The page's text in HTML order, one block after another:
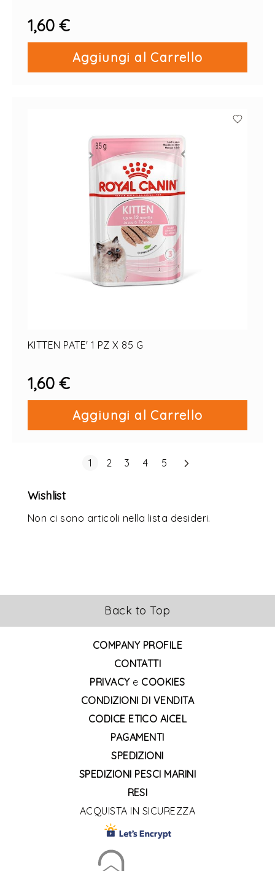
1,60 €
Aggiungi al Carrello
KITTEN PATE' 1 PZ X 85 G
1,60 €
Aggiungi al Carrello
Attualmente stai leggendo la pagina
1 Pagina
2 Pagina
3 Pagina
4 Pagina
5 Pagina
Successivo
Wishlist
Non ci sono articoli nella lista desideri.
Back to Top
COMPANY PROFILE
CONTATTI
PRIVACYe COOKIES
CONDIZIONI DI VENDITA
CODICE ETICO AICEL
PAGAMENTI
SPEDIZIONI
SPEDIZIONI PESCI MARINI
RESI
ACQUISTA IN SICUREZZA